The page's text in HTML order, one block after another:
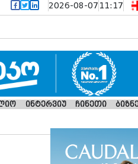
2026-08-07 11:17
ინტერვიუ ჩინეთი